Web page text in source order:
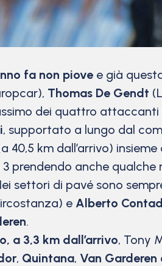
fa non piove e già
Thomas De Gendt
dei quattro
, supportato a lungo dal
40,5 km dall’arrivo)
prendendo anche
settori di pavé sono
e Alberto
.
a 3,3 km dall’arrivo, Tony
, Quintana, Van Garderen